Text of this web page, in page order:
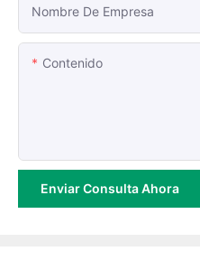
Nombre De Empresa
Contenido
Enviar Consulta Ahora